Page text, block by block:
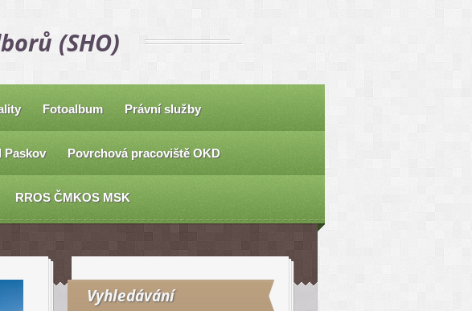
(SHO)
Fotoalbum Právní služby
Paskov Povrchová pracoviště OKD
RROS ČMKOS MSK
Vyhledávání